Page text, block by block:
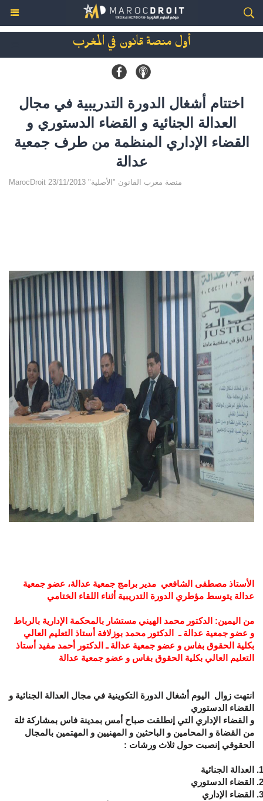
أول منصة قانون في المغرب
اختتام أشغال الدورة التدريبية في مجال
العدالة الجنائية و القضاء الدستوري و
القضاء الإداري المنظمة من طرف جمعية
عدالة
MarocDroit منصة مغرب القانون "الأصلية" 23/11/2013
الأستاذ مصطفى الشافعي مدير برامج جمعية عدالة، عضو جمعية
عدالة يتوسط مؤطري الدورة التدريبية أثناء اللقاء الختامي
من اليمين: الدكتور محمد الهيني مستشار بالمحكمة الإدارية بالرباط
و عضو جمعية عدالة ـ الدكتور محمد بوزلافة أستاذ التعليم العالي
بكلية الحقوق بفاس و عضو جمعية عدالة ـ الدكتور أحمد مفيد أستاذ
التعليم العالي بكلية الحقوق بفاس و عضو جمعية عدالة
انتهت زوال اليوم أشغال الدورة التكوينية في مجال العدالة الجنائية و
القضاء الدستوري
و القضاء الإداري التي إنطلقت صباح أمس بمدينة فاس بمشاركة ثلة
من القضاة و المحامين و الباحثين و المهنيين و المهتمين بالمجال
الحقوقي إنصبت حول ثلاث ورشات :
العدالة الجنائية
القضاء الدستوري
القضاء الإداري